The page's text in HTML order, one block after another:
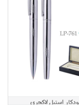
استیل لاکچری